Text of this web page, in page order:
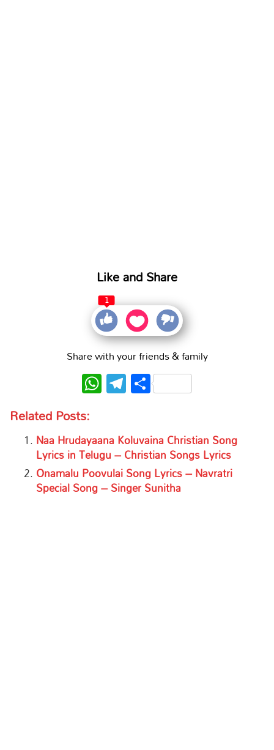
Like and Share
1
Share with your friends & family
WhatsApp
Telegram
Share
Related Posts:
Naa Hrudayaana Koluvaina Christian Song
Lyrics in Telugu – Christian Songs Lyrics
Onamalu Poovulai Song Lyrics – Navratri
Special Song – Singer Sunitha